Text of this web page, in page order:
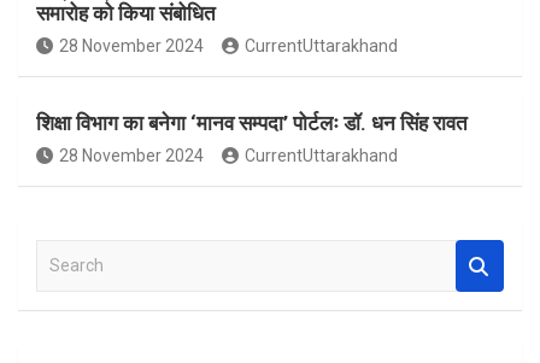
समारोह को किया संबोधित
28 November 2024 CurrentUttarakhand
शिक्षा विभाग का बनेगा ‘मानव सम्पदा’ पोर्टलः डॉ. धन सिंह रावत
28 November 2024 CurrentUttarakhand
a